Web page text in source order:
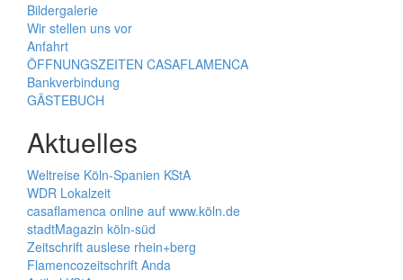
Bildergalerie
Wir stellen uns vor
Anfahrt
ÖFFNUNGSZEITEN CASAFLAMENCA
Bankverbindung
GÄSTEBUCH
Aktuelles
Weltreise Köln-Spanien KStA
WDR Lokalzeit
casaflamenca online auf www.köln.de
stadtMagazin köln-süd
Zeitschrift auslese rhein+berg
Flamencozeitschrift Anda